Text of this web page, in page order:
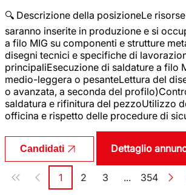
🔍 Descrizione della posizioneLe
saranno inserite in produzione e si
a filo MIG su componenti e strutture
disegni tecnici e specifiche di
principaliEsecuzione di saldature a filo
medio-leggera o pesanteLettura del
o avanzata, a seconda del
saldatura e rifinitura del pezzoUtilizzo
officina e rispetto delle procedure di
Candidati Dettaglio
Paginazione
Pagina
1 Pagina
2 Pagina
3 ... Pagina
354